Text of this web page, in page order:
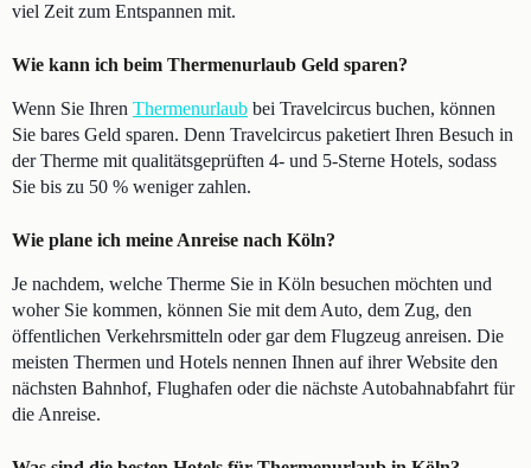
viel Zeit zum Entspannen mit.
Wie kann ich beim Thermenurlaub Geld sparen?
Wenn Sie Ihren Thermenurlaub bei Travelcircus buchen, können
Sie bares Geld sparen. Denn Travelcircus paketiert Ihren Besuch in
der Therme mit qualitätsgeprüften 4- und 5-Sterne Hotels, sodass
Sie bis zu 50 % weniger zahlen.
Wie plane ich meine Anreise nach Köln?
Je nachdem, welche Therme Sie in Köln besuchen möchten und
woher Sie kommen, können Sie mit dem Auto, dem Zug, den
öffentlichen Verkehrsmitteln oder gar dem Flugzeug anreisen. Die
meisten Thermen und Hotels nennen Ihnen auf ihrer Website den
nächsten Bahnhof, Flughafen oder die nächste Autobahnabfahrt für
die Anreise.